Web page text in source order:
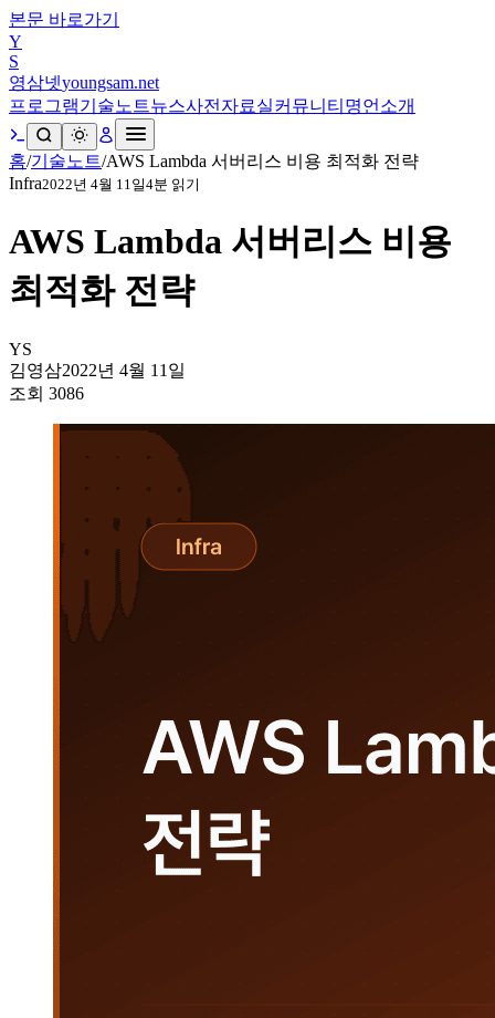
본문 바로가기
Y
S
영삼넷youngsam.net
프로그램기술노트뉴스사전 자료실커뮤니티 명언 소개
홈/기술노트/AWS Lambda 서버리스 비용 최적화 전략
Infra2022년 4월 11일4분 읽기
AWS Lambda 서버리스 비용
최적화 전략
YS
김영삼2022년 4월 11일
조회 3086